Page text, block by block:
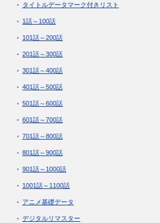
タイトルデータマーク付きリスト
1話～100話
101話～200話
201話～300話
301話～400話
401話～500話
501話～600話
601話～700話
701話～800話
801話～900話
901話～1000話
1001話～1100話
アニメ基礎データ
デジタルリマスター